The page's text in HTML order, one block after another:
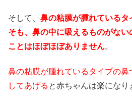
そして、 鼻の粘膜が腫れているタ
そも、鼻の中に吸えるものがな
ことはほぼほぼありません。
鼻の粘膜が腫れているタイプの鼻
してあげる と赤ちゃんは楽になり